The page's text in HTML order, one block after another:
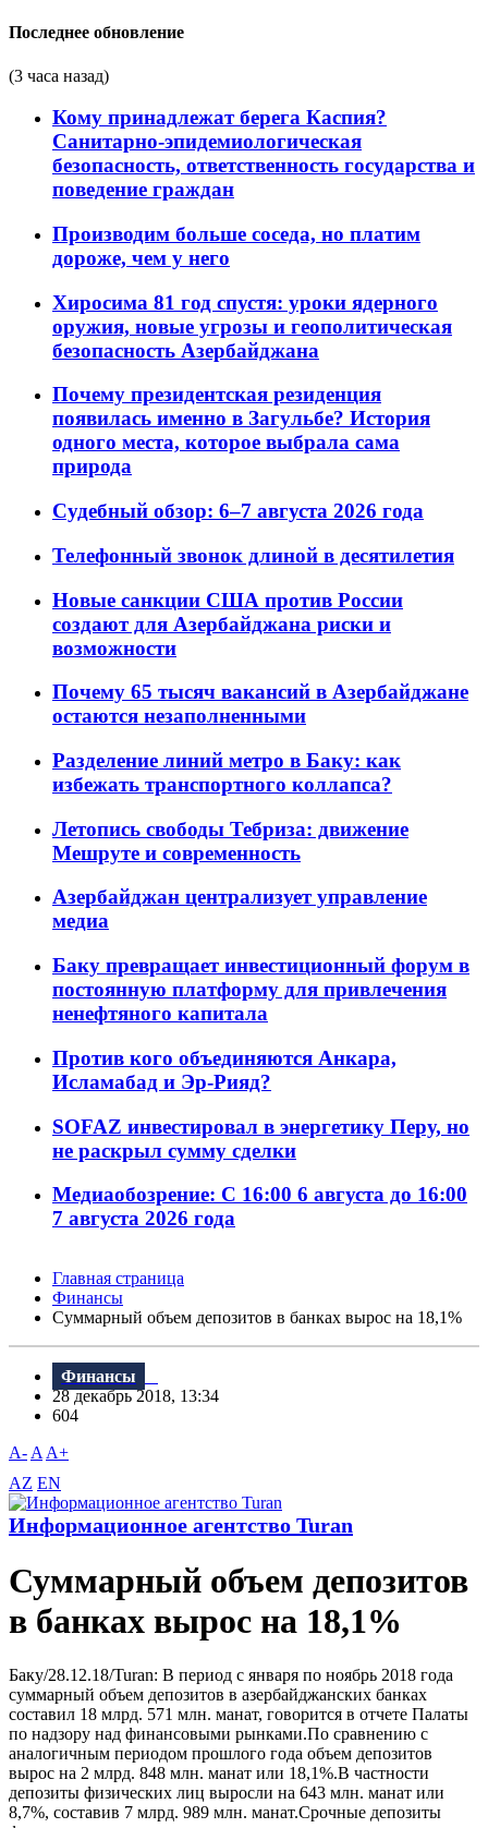
Последнее обновление
(3 часа назад)
Кому принадлежат берега Каспия?
Санитарно-эпидемиологическая
безопасность, ответственность государства и
поведение граждан
Производим больше соседа, но платим
дороже, чем у него
Хиросима 81 год спустя: уроки ядерного
оружия, новые угрозы и геополитическая
безопасность Азербайджана
Почему президентская резиденция
появилась именно в Загульбе? История
одного места, которое выбрала сама
природа
Судебный обзор: 6–7 августа 2026 года
Телефонный звонок длиной в десятилетия
Новые санкции США против России
создают для Азербайджана риски и
возможности
Почему 65 тысяч вакансий в Азербайджане
остаются незаполненными
Разделение линий метро в Баку: как
избежать транспортного коллапса?
Летопись свободы Тебриза: движение
Мешруте и современность
Азербайджан централизует управление
медиа
Баку превращает инвестиционный форум в
постоянную платформу для привлечения
ненефтяного капитала
Против кого объединяются Анкара,
Исламабад и Эр-Рияд?
SOFAZ инвестировал в энергетику Перу, но
не раскрыл сумму сделки
Медиаобозрение: С 16:00 6 августа до 16:00
7 августа 2026 года
Главная страница
Финансы
Суммарный объем депозитов в банках вырос на 18,1%
Финансы
28 декабрь 2018, 13:34
604
A- A A+
AZ EN
Информационное агентство Turan
Суммарный объем депозитов
в банках вырос на 18,1%
Баку/28.12.18/Turan: B период с января по ноябрь 2018 года
суммарный объем депозитов в азербайджанских банках
составил 18 млрд. 571 млн. манат, говорится в отчете Палаты
по надзору над финансовыми рынками.По сравнению с
аналогичным периодом прошлого года объем депозитов
вырос на 2 млрд. 848 млн. манат или 18,1%.B частности
депозиты физических лиц выросли на 643 млн. манат или
8,7%, составив 7 млрд. 989 млн. манат.Срочные депозиты